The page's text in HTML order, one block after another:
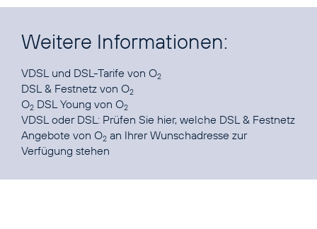
Weitere Informationen:
VDSL und DSL-Tarife von O2
DSL & Festnetz von O2
O2 DSL Young von O2
VDSL oder DSL: Prüfen Sie hier, welche DSL & Festnetz
Angebote von O2 an Ihrer Wunschadresse zur
Verfügung stehen